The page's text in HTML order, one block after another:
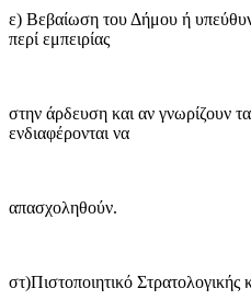
ε) Βεβαίωση του Δήμου ή
περί εμπειρίας
στην άρδευση και αν γνωρίζουν
ενδιαφέρονται να
απασχοληθούν.
στ)Πιστοποιητικό Στρατολογικής